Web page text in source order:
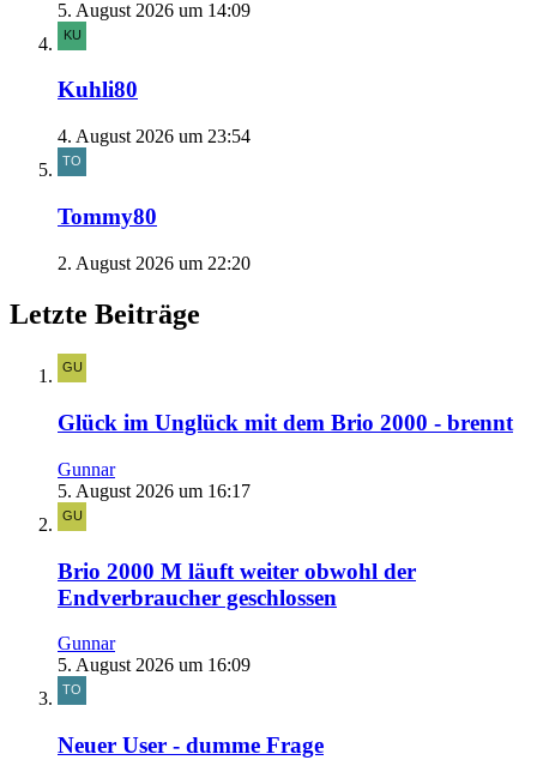
5. August 2026 um 14:09
Kuhli80
4. August 2026 um 23:54
Tommy80
2. August 2026 um 22:20
Letzte Beiträge
Glück im Unglück mit dem Brio 2000 - brennt
Gunnar
5. August 2026 um 16:17
Brio 2000 M läuft weiter obwohl der
Endverbraucher geschlossen
Gunnar
5. August 2026 um 16:09
Neuer User - dumme Frage